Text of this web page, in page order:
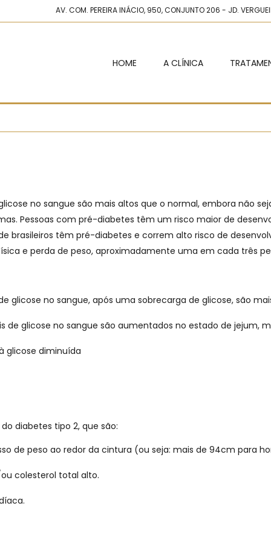
AV. COM. PEREIRA INÁCIO, 950, CONJUNTO 206 - JD.
HOME A CLÍNICA
no sangue são mais altos que o normal, embora não
Pessoas com pré-diabetes têm um risco maior de
brasileiros têm pré-diabetes e correm alto risco de
e perda de peso, aproximadamente uma em cada três
glicose no sangue, após uma sobrecarga de glicose, são
de glicose no sangue são aumentados no estado de jejum,
glicose diminuída
diabetes tipo 2, que são:
de peso ao redor da cintura (ou seja: mais de 94cm para
colesterol total alto.